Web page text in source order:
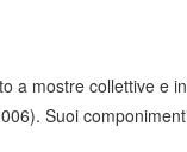
a mostre collettive e
Suoi